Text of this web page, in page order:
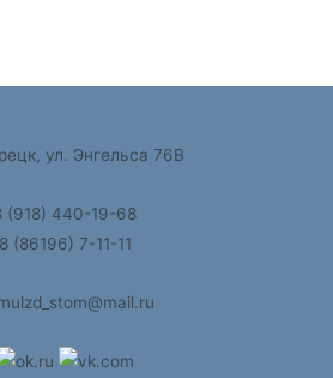
ул. Энгельса 76В
(918) 440-19-68
8 (86196) 7-11-11